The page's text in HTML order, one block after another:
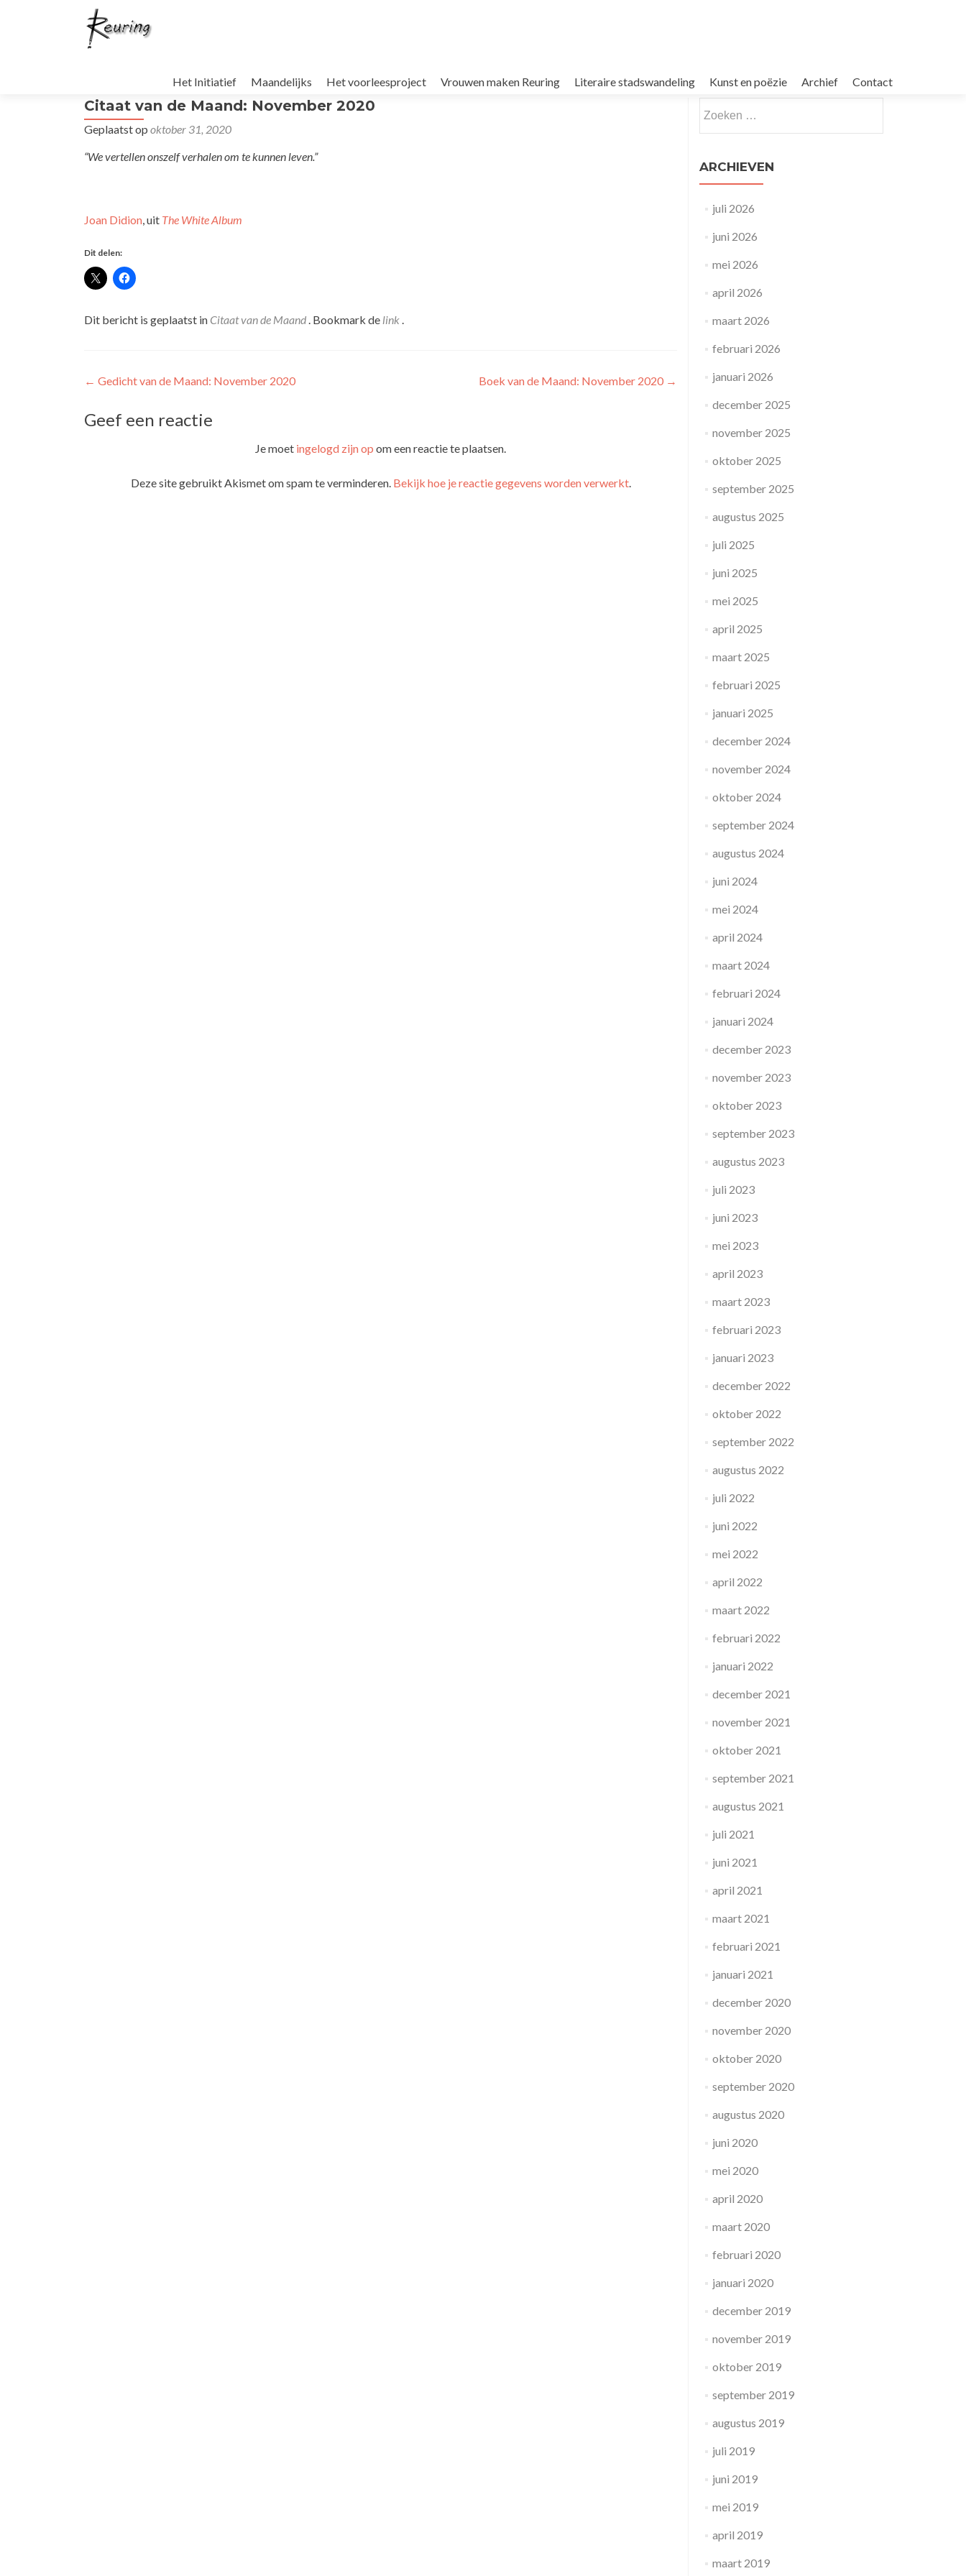
de
inhoud
springen
Het Initiatief Maandelijks Het voorleesproject Vrouwen maken Reuring Literaire stadswandeling Kunst en poëzie Archief Contact
Citaat van de Maand: November 2020
Geplaatst op oktober 31, 2020
“We vertellen onszelf verhalen om te kunnen leven.”
Joan Didion, uit The White Album
Dit delen:
Dit bericht is geplaatst in Citaat van de Maand . Bookmark de link .
Bericht
navigatie
← Gedicht van de Maand: November 2020 Boek van de Maand: November 2020 →
Geef een reactie
Je moet ingelogd zijn op om een reactie te plaatsen.
Deze site gebruikt Akismet om spam te verminderen. Bekijk hoe je reactie gegevens worden verwerkt.
naar:
ARCHIEVEN
juli 2026
juni 2026
mei 2026
april 2026
maart 2026
februari 2026
januari 2026
december 2025
november 2025
oktober 2025
september 2025
augustus 2025
juli 2025
juni 2025
mei 2025
april 2025
maart 2025
februari 2025
januari 2025
december 2024
november 2024
oktober 2024
september 2024
augustus 2024
juni 2024
mei 2024
april 2024
maart 2024
februari 2024
januari 2024
december 2023
november 2023
oktober 2023
september 2023
augustus 2023
juli 2023
juni 2023
mei 2023
april 2023
maart 2023
februari 2023
januari 2023
december 2022
oktober 2022
september 2022
augustus 2022
juli 2022
juni 2022
mei 2022
april 2022
maart 2022
februari 2022
januari 2022
december 2021
november 2021
oktober 2021
september 2021
augustus 2021
juli 2021
juni 2021
april 2021
maart 2021
februari 2021
januari 2021
december 2020
november 2020
oktober 2020
september 2020
augustus 2020
juni 2020
mei 2020
april 2020
maart 2020
februari 2020
januari 2020
december 2019
november 2019
oktober 2019
september 2019
augustus 2019
juli 2019
juni 2019
mei 2019
april 2019
maart 2019